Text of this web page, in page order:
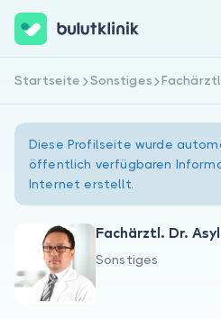
Über uns
Für Patienten
Jetzt registrieren
Startseite Sonstiges
Diese Profilseite wurde
öffentlich verfügbaren
Internet erstellt.
Fachärztl. Dr.
Sonstiges